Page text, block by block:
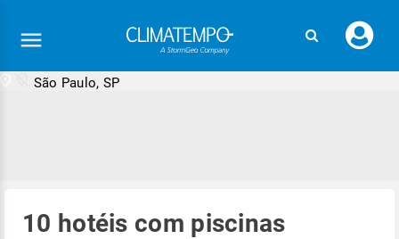
seu
São Paulo, SP
10 hotéis com piscinas